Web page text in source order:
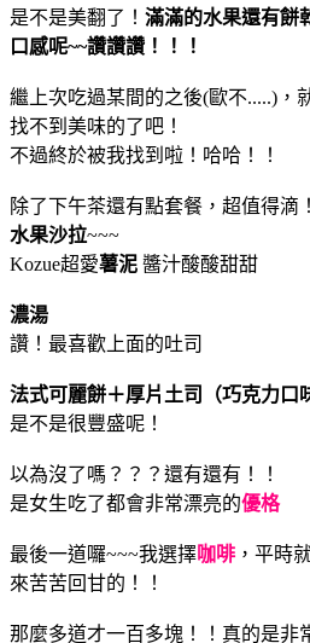
是不是美翻了！ 滿滿的水果還有餅
口感呢~~讚讚讚！！！
繼上次吃過某間的之後(歐不.....)，
找不到美味的了吧！
不過終於被我找到啦！哈哈！！
除了下午茶還有點套餐，超值得滴
水果沙拉~~~
Kozue超愛薯泥 醬汁酸酸甜甜
濃湯
讚！最喜歡上面的吐司
法式可麗餅＋厚片土司（巧克力
是不是很豐盛呢！
以為沒了嗎？？？還有還有！！
是女生吃了都會非常漂亮的優格
最後一道囉~~~我選擇咖啡 ，平時
來苦苦回甘的！！
那麼多道才一百多塊！！真的是非